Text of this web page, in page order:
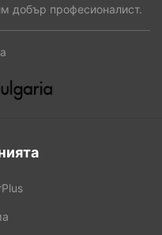
добър професионалист.